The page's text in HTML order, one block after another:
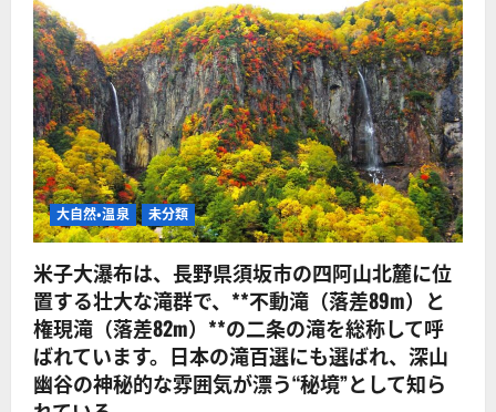
大自然・温泉 未分類
米子大瀑布は、長野県須坂市の四阿山北麓に位
置する壮大な滝群で、**不動滝（落差89m）と
権現滝（落差82m）**の二条の滝を総称して呼
ばれています。日本の滝百選にも選ばれ、深山
幽谷の神秘的な雰囲気が漂う“秘境”として知ら